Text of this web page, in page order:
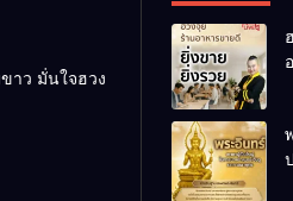
าว มั่นใจฮวง